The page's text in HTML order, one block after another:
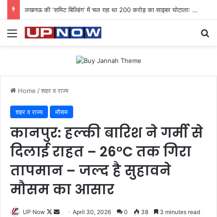
लखनऊ की ‘समिट बिल्डिंग’ में चल रहा था 200 करोड़ का साइबर घोटाला: 40 युवतियों समेत 119 गिरफ्तार
Menu
Home /शहर व राज्य
शहर व राज्य मौसम
कानपुर: हल्की बारिश ने गर्मी से
दिलाई राहत – 26°C तक गिरा
तापमान – जल्द है सुहावने
मौसम का आसार
UP Now
Follow
SendApril 30, 2026 0 38 3 minutes read